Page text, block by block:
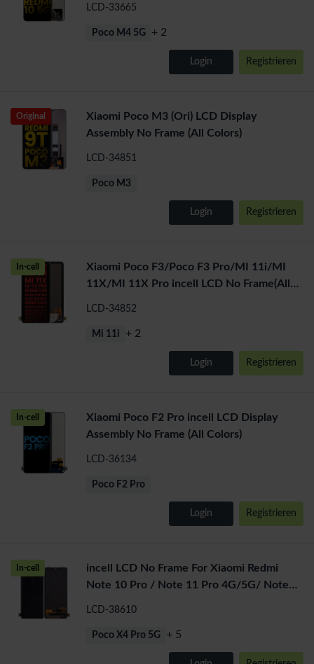
LCD-33665
Poco M4 5G + 2
Login Registrieren
Original
Xiaomi Poco M3 (Ori) LCD Display
Assembly No Frame (All Colors)
LCD-34851
Poco M3
Login Registrieren
In-cell
Xiaomi Poco F3/Poco F3 Pro/MI 11i/MI
11X/MI 11X Pro incell LCD No Frame(All
LCD-34852
Mi 11i + 2
Login Registrieren
In-cell
Xiaomi Poco F2 Pro incell LCD Display
Assembly No Frame (All Colors)
LCD-36134
Poco F2 Pro
Login Registrieren
In-cell
incell LCD No Frame For Xiaomi Redmi
Note 10 Pro / Note 11 Pro 4G/5G/ Note
LCD-38610
Poco X4 Pro 5G + 5